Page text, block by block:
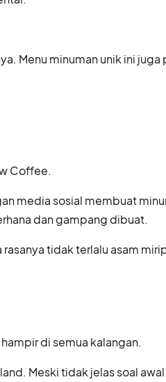
Menu minuman unik ini
Coffee.
media sosial membuat
dan gampang dibuat.
tidak terlalu asam
di semua kalangan.
Meski tidak jelas soal